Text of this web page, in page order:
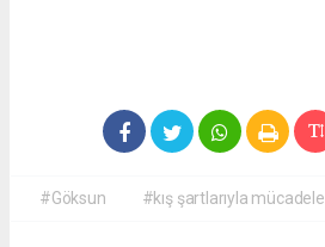
#Göksun #kış şartlarıyla mücadele